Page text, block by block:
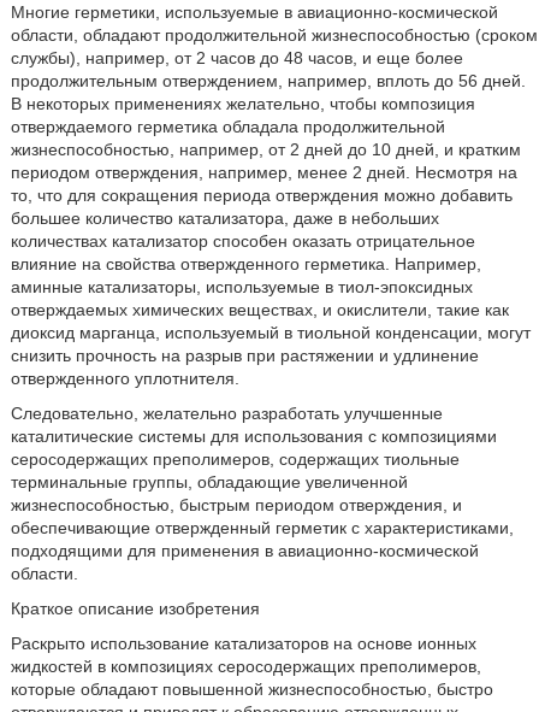
Многие герметики, используемые в авиационно-космической
области, обладают продолжительной жизнеспособностью (сроком
службы), например, от 2 часов до 48 часов, и еще более
продолжительным отверждением, например, вплоть до 56 дней.
В некоторых применениях желательно, чтобы композиция
отверждаемого герметика обладала продолжительной
жизнеспособностью, например, от 2 дней до 10 дней, и кратким
периодом отверждения, например, менее 2 дней. Несмотря на
то, что для сокращения периода отверждения можно добавить
большее количество катализатора, даже в небольших
количествах катализатор способен оказать отрицательное
влияние на свойства отвержденного герметика. Например,
аминные катализаторы, используемые в тиол-эпоксидных
отверждаемых химических веществах, и окислители, такие как
диоксид марганца, используемый в тиольной конденсации, могут
снизить прочность на разрыв при растяжении и удлинение
отвержденного уплотнителя.
Следовательно, желательно разработать улучшенные
каталитические системы для использования с композициями
серосодержащих преполимеров, содержащих тиольные
терминальные группы, обладающие увеличенной
жизнеспособностью, быстрым периодом отверждения, и
обеспечивающие отвержденный герметик с характеристиками,
подходящими для применения в авиационно-космической
области.
Краткое описание изобретения
Раскрыто использование катализаторов на основе ионных
жидкостей в композициях серосодержащих преполимеров,
которые обладают повышенной жизнеспособностью, быстро